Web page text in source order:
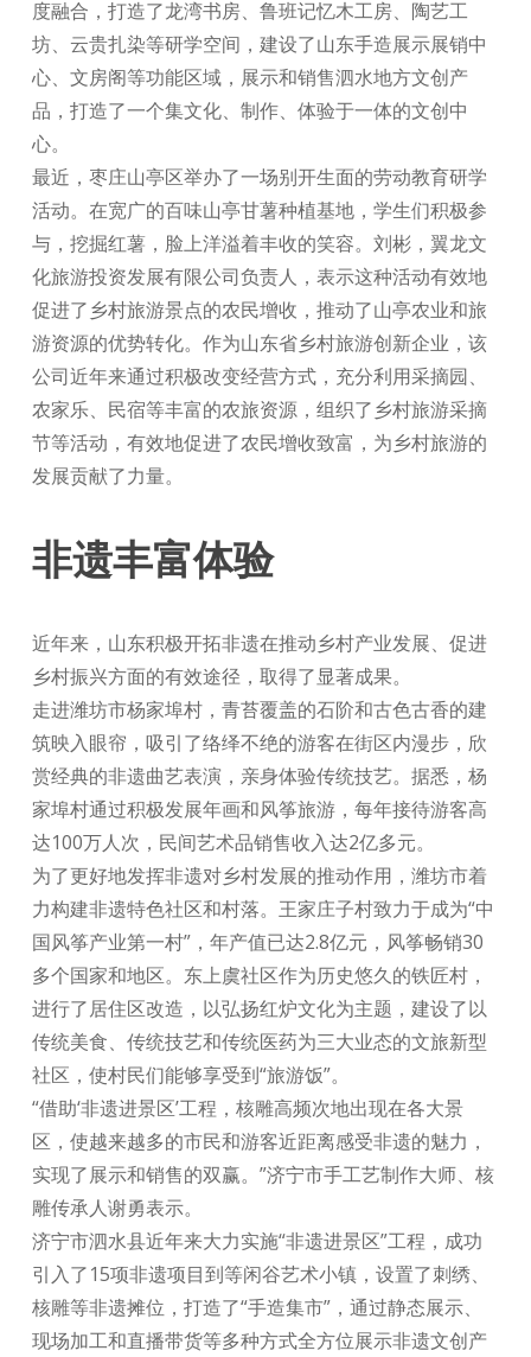
度融合，打造了龙湾书房、鲁班记忆木工房、陶艺工
坊、云贵扎染等研学空间，建设了山东手造展示展销中
心、文房阁等功能区域，展示和销售泗水地方文创产
品，打造了一个集文化、制作、体验于一体的文创中
心。
最近，枣庄山亭区举办了一场别开生面的劳动教育研学
活动。在宽广的百味山亭甘薯种植基地，学生们积极参
与，挖掘红薯，脸上洋溢着丰收的笑容。刘彬，翼龙文
化旅游投资发展有限公司负责人，表示这种活动有效地
促进了乡村旅游景点的农民增收，推动了山亭农业和旅
游资源的优势转化。作为山东省乡村旅游创新企业，该
公司近年来通过积极改变经营方式，充分利用采摘园、
农家乐、民宿等丰富的农旅资源，组织了乡村旅游采摘
节等活动，有效地促进了农民增收致富，为乡村旅游的
发展贡献了力量。
非遗丰富体验
近年来，山东积极开拓非遗在推动乡村产业发展、促进
乡村振兴方面的有效途径，取得了显著成果。
走进潍坊市杨家埠村，青苔覆盖的石阶和古色古香的建
筑映入眼帘，吸引了络绎不绝的游客在街区内漫步，欣
赏经典的非遗曲艺表演，亲身体验传统技艺。据悉，杨
家埠村通过积极发展年画和风筝旅游，每年接待游客高
达100万人次，民间艺术品销售收入达2亿多元。
为了更好地发挥非遗对乡村发展的推动作用，潍坊市着
力构建非遗特色社区和村落。王家庄子村致力于成为“中
国风筝产业第一村”，年产值已达2.8亿元，风筝畅销30
多个国家和地区。东上虞社区作为历史悠久的铁匠村，
进行了居住区改造，以弘扬红炉文化为主题，建设了以
传统美食、传统技艺和传统医药为三大业态的文旅新型
社区，使村民们能够享受到“旅游饭”。
“借助‘非遗进景区’工程，核雕高频次地出现在各大景
区，使越来越多的市民和游客近距离感受非遗的魅力，
实现了展示和销售的双赢。”济宁市手工艺制作大师、核
雕传承人谢勇表示。
济宁市泗水县近年来大力实施“非遗进景区”工程，成功
引入了15项非遗项目到等闲谷艺术小镇，设置了刺绣、
核雕等非遗摊位，打造了“手造集市”，通过静态展示、
现场加工和直播带货等多种方式全方位展示非遗文创产